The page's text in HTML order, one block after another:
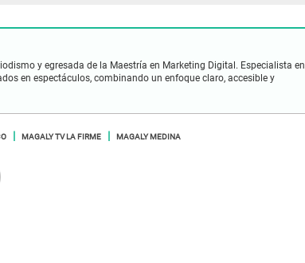
y egresada de la Maestría en Marketing Digital. Especialista en
en espectáculos, combinando un enfoque claro, accesible y
MAGALY TV LA FIRME MAGALY MEDINA